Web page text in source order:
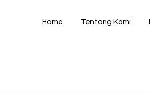
Home Tentang Kami